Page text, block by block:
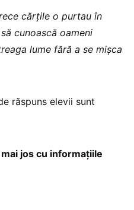
cărțile o purtau în
cunoască oameni
lume fără a se mișca
răspuns elevii sunt
jos cu informațiile